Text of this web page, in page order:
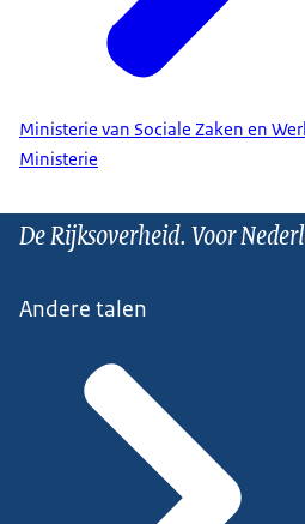
Ministerie van Sociale Zaken en
Ministerie
De Rijksoverheid. Voor
Andere talen